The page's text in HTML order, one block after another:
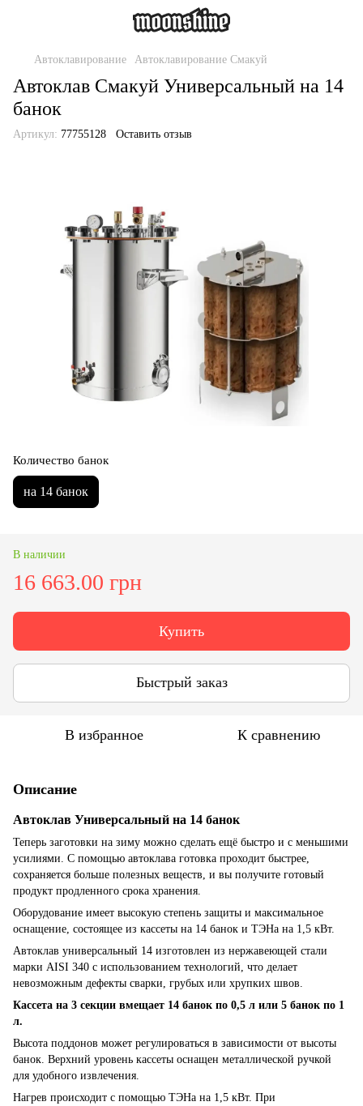
Автоклавирование Автоклавирование Смакуй
Автоклав Смакуй Универсальный на 14
банок
Артикул: 77755128 Оставить отзыв
Количество банок
на 14 банок
В наличии
16 663.00 грн
Купить
Быстрый заказ
В избранное К сравнению
Описание
Автоклав Универсальный на 14 банок
Теперь заготовки на зиму можно сделать ещё быстро и с меньшими
усилиями. С помощью автоклава готовка проходит быстрее,
сохраняется больше полезных веществ, и вы получите готовый
продукт продленного срока хранения.
Оборудование имеет высокую степень защиты и максимальное
оснащение, состоящее из кассеты на 14 банок и ТЭНа на 1,5 кВт.
Автоклав универсальный 14 изготовлен из нержавеющей стали
марки AISI 340 с использованием технологий, что делает
невозможным дефекты сварки, грубых или хрупких швов.
Кассета на 3 секции вмещает 14 банок по 0,5 л или 5 банок по 1
л.
Высота поддонов может регулироваться в зависимости от высоты
банок. Верхний уровень кассеты оснащен металлической ручкой
для удобного извлечения.
Нагрев происходит с помощью ТЭНа на 1,5 кВт. При